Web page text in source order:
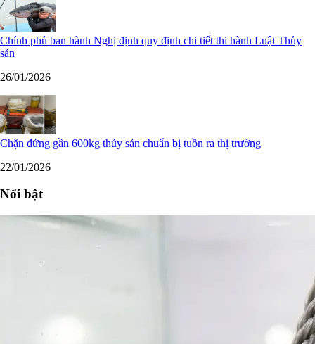
Chính phủ ban hành Nghị định quy định chi tiết thi hành Luật Thủy
sản
26/01/2026
Chặn đứng gần 600kg thủy sản chuẩn bị tuồn ra thị trường
22/01/2026
Nổi bật